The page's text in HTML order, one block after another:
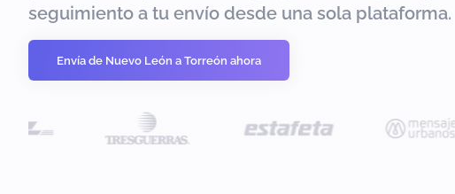
seguimiento a tu envío desde una sola plataforma.
Envía de Nuevo León a Torreón ahora